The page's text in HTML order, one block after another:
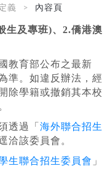
義 內容頁
生及專班)、2.僑港澳
教育部公布之最新
準。如違反辦法，經
除學籍或撤銷其本校
透過「海外聯合招生
洽該委員會。
生聯合招生委員會 」